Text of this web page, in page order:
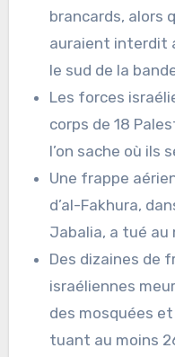
brancards, alors
auraient interdit
le sud de la
Les forces
corps de 18
l’on sache où ils
Une frappe
d’al-Fakhura,
Jabalia, a tué au
Des dizaines de
israéliennes
des mosquées
tuant au moins